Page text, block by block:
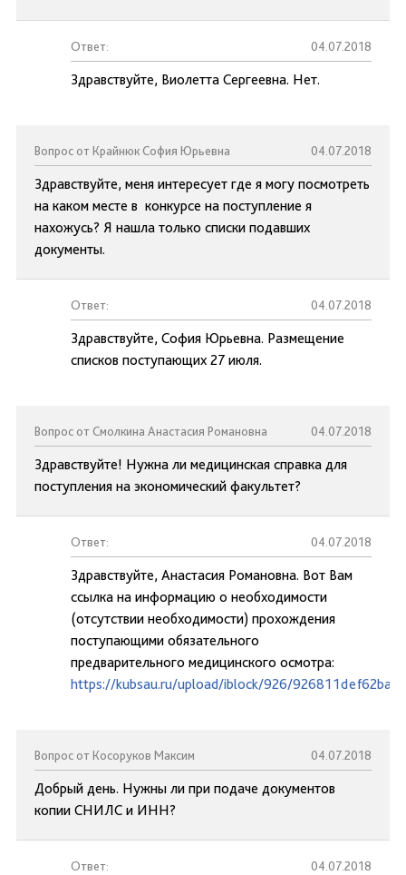
Ответ: 04.07.2018
Здравствуйте, Виолетта Сергеевна. Нет.
Вопрос от Крайнюк София Юрьевна 04.07.2018
Здравствуйте, меня интересует где я могу посмотреть
на каком месте в конкурсе на поступление я
нахожусь? Я нашла только списки подавших
документы.
Ответ: 04.07.2018
Здравствуйте, София Юрьевна. Размещение
списков поступающих 27 июля.
Вопрос от Смолкина Анастасия Романовна 04.07.2018
Здравствуйте! Нужна ли медицинская справка для
поступления на экономический факультет?
Ответ: 04.07.2018
Здравствуйте, Анастасия Романовна. Вот Вам
ссылка на информацию о необходимости
(отсутствии необходимости) прохождения
поступающими обязательного
предварительного медицинского осмотра:
https://kubsau.ru/upload/iblock/926/
Вопрос от Косоруков Максим 04.07.2018
Добрый день. Нужны ли при подаче документов
копии СНИЛС и ИНН?
Ответ: 04.07.2018